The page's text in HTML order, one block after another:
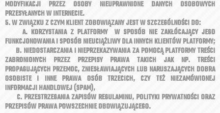
MODYFIKACJI PRZEZ OSOBY NIEUPRAWNIONE DANYCH OSOBOWYCH
PRZESYŁANYCH W INTERNECIE.
5. W ZWIĄZKU Z CZYM KLIENT ZOBOWIĄZANY JEST W SZCZEGÓLNOŚCI DO:
A. KORZYSTANIA Z PLATFORMY W SPOSÓB NIE ZAKŁÓCAJĄCY JEGO
FUNKCJONOWANIA I SPOSÓB NIEUCIĄŻLIWY DLA INNYCH KLIENTÓW PLATFORMY;
B. NIEDOSTARCZANIA I NIEPRZEKAZYWANIA ZA POMOCĄ PLATFORMY TREŚCI
ZABRONIONYCH PRZEZ PRZEPISY PRAWA TAKICH JAK NP. TREŚCI
PROPAGUJĄCYCH PRZEMOC, ZNIESŁAWIAJĄCYCH LUB NARUSZAJĄCYCH DOBRA
OSOBISTE I INNE PRAWA OSÓB TRZECICH, CZY TEŻ NIEZAMÓWIONEJ
INFORMACJI HANDLOWEJ (SPAM),
C. PRZESTRZEGANIA ZAPISÓW REGULAMINU, POLITYKI PRYWATNOŚCI ORAZ
PRZEPISÓW PRAWA POWSZECHNIE OBOWIĄZUJĄCEGO.